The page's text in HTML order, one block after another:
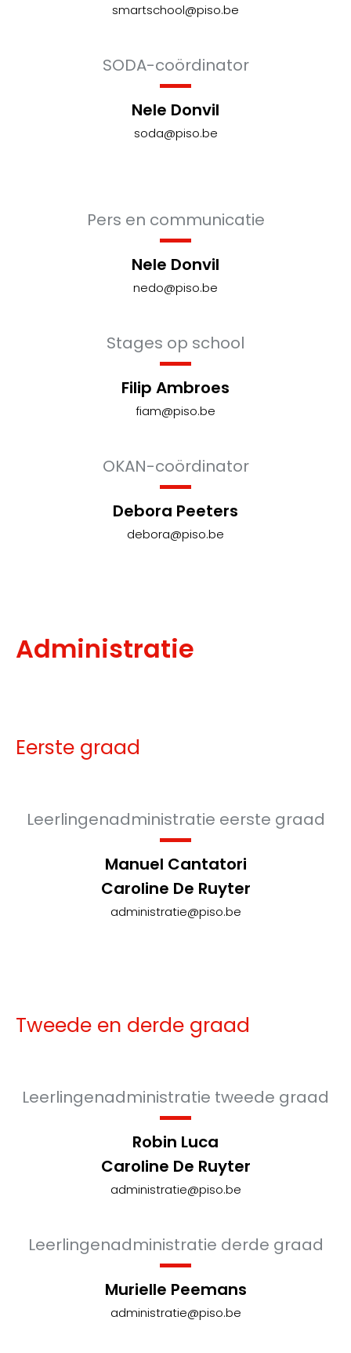
smartschool@piso.be
SODA-coördinator
Nele Donvil
soda@piso.be
Pers en communicatie
Nele Donvil
nedo@piso.be
Stages op school
Filip Ambroes
fiam@piso.be
OKAN-coördinator
Debora Peeters
debora@piso.be
Administratie
Eerste graad
Leerlingenadministratie eerste graad
Manuel Cantatori
Caroline De Ruyter
administratie@piso.be
Tweede en derde graad
Leerlingenadministratie tweede graad
Robin Luca
Caroline De Ruyter
administratie@piso.be
Leerlingenadministratie derde graad
Murielle Peemans
administratie@piso.be